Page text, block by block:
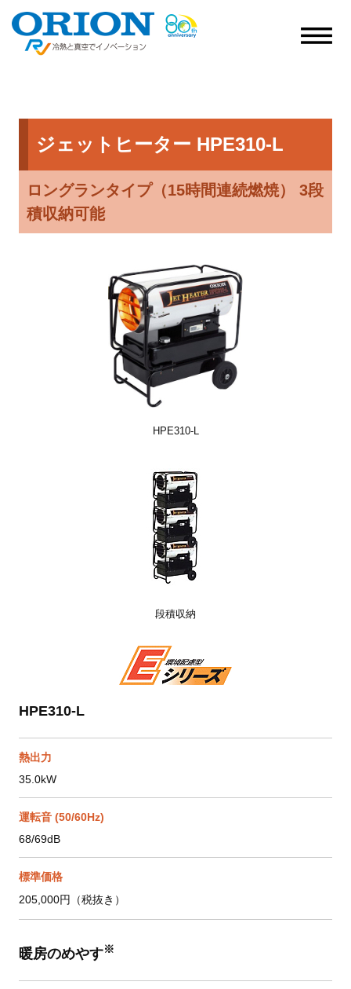
ジェットヒーター HPE310-L
ロングランタイプ（15時間連続燃焼） 3段
積収納可能
HPE310-L
熱出力
35.0kW
運転音 (50/60Hz)
68/69dB
標準価格
205,000円（税抜き）
暖房のめやす※
HPE310-L
段積収納